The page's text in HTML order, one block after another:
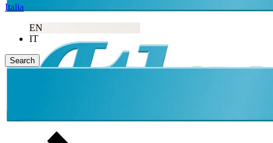
Italia
EN
IT
Search